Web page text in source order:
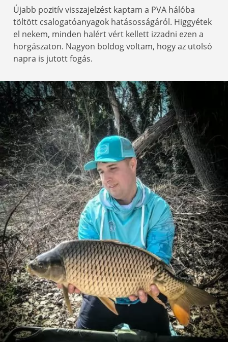
Újabb pozitív visszajelzést kaptam a PVA hálóba
töltött csalogatóanyagok hatásosságáról. Higgyétek
el nekem, minden halért vért kellett izzadni ezen a
horgászaton. Nagyon boldog voltam, hogy az utolsó
napra is jutott fogás.